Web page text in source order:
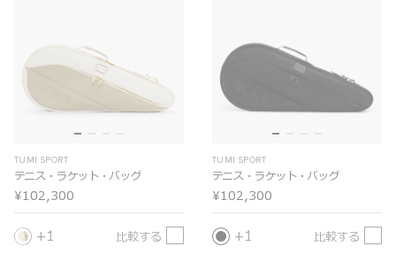
TUMI SPORT
テニス・ラケット・バッグ
¥102,300
1 比較する
TUMI SPORT
テニス・ラケット・バッグ
¥102,300
1 比較する